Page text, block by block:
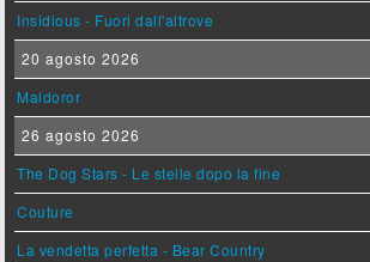
Insidious - Fuori dall'altrove
20 agosto 2026
Maldoror
26 agosto 2026
The Dog Stars - Le stelle dopo la fine
Couture
La vendetta perfetta - Bear Country